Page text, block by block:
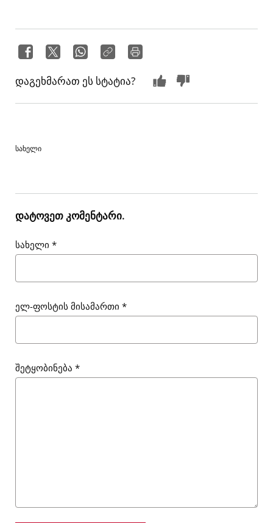
დაგეხმარათ ეს სტატია?
სახელი
დატოვეთ კომენტარი.
სახელი *
ელ-ფოსტის მისამართი *
შეტყობინება *